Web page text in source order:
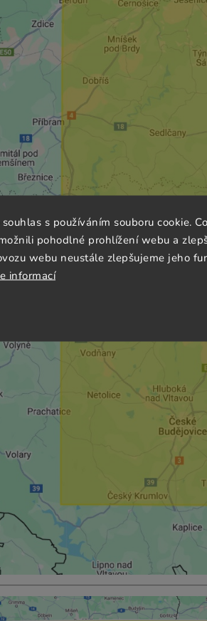
s používáním souboru cookie.
pohodlné prohlížení webu a
webu neustále zlepšujeme jeho
informací